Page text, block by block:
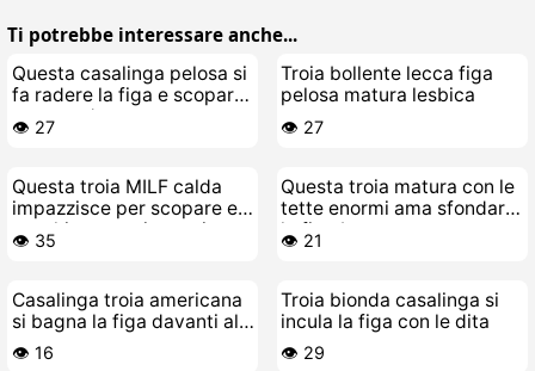
Ti potrebbe interessare anche...
Questa casalinga pelosa si
fa radere la figa e scopare
a cazzo duro
👁️ 27
Troia bollente lecca figa
pelosa matura lesbica
👁️ 27
Questa troia MILF calda
impazzisce per scopare e
succhiare cazzi grossi
👁️ 35
Questa troia matura con le
tette enormi ama sfondarsi
la figa bagnata
👁️ 21
Casalinga troia americana
si bagna la figa davanti al
pc
👁️ 16
Troia bionda casalinga si
incula la figa con le dita
👁️ 29